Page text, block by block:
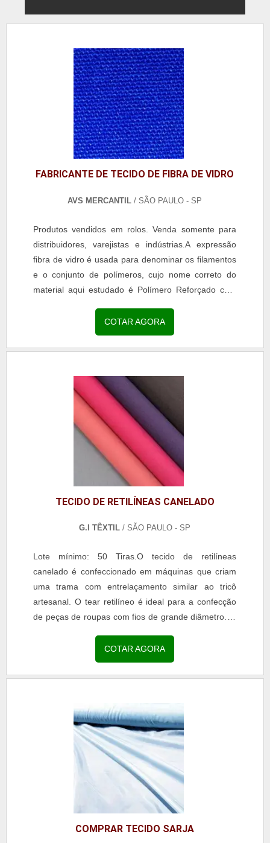
FABRICANTE DE TECIDO DE FIBRA DE VIDRO
AVS MERCANTIL / SÃO PAULO - SP
Produtos vendidos em rolos. Venda somente para
distribuidores, varejistas e indústrias.A expressão
fibra de vidro é usada para denominar os filamentos
e o conjunto de polímeros, cujo nome correto do
material aqui estudado é Polímero Reforçado com
COTAR AGORA
TECIDO DE RETILÍNEAS CANELADO
G.I TÊXTIL / SÃO PAULO - SP
Lote mínimo: 50 Tiras.O tecido de retilíneas
canelado é confeccionado em máquinas que criam
uma trama com entrelaçamento similar ao tricô
artesanal. O tear retilíneo é ideal para a confecção
de peças de roupas com fios de grande diâmetro. O
COTAR AGORA
COMPRAR TECIDO SARJA